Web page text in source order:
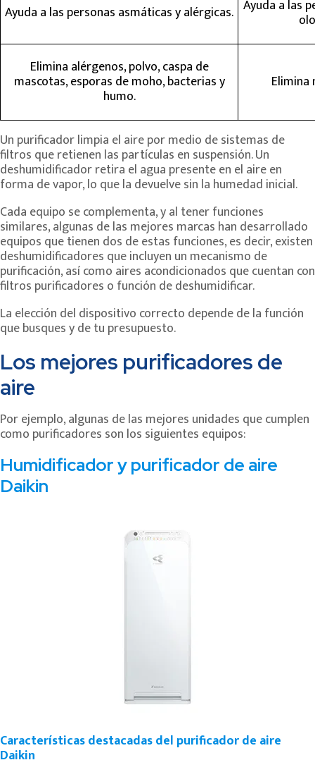
Ayuda a las personas asmáticas y alérgicas. Ayuda a las
Elimina alérgenos, polvo, caspa de
mascotas, esporas de moho, bacterias y
humo.
Elimina
Un purificador limpia el aire por medio de sistemas de
filtros que retienen las partículas en suspensión. Un
deshumidificador retira el agua presente en el aire en
forma de vapor, lo que la devuelve sin la humedad inicial.
Cada equipo se complementa, y al tener funciones
similares, algunas de las mejores marcas han desarrollado
equipos que tienen dos de estas funciones, es decir, existen
deshumidificadores que incluyen un mecanismo de
purificación, así como aires acondicionados que cuentan con
filtros purificadores o función de deshumidificar.
La elección del dispositivo correcto depende de la función
que busques y de tu presupuesto.
Los mejores purificadores de
aire
Por ejemplo, algunas de las mejores unidades que cumplen
como purificadores son los siguientes equipos:
Humidificador y purificador de aire
Daikin
Características destacadas del purificador de aire
Daikin